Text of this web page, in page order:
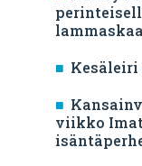
viikko